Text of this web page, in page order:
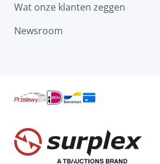
Wat onze klanten zeggen
Newsroom